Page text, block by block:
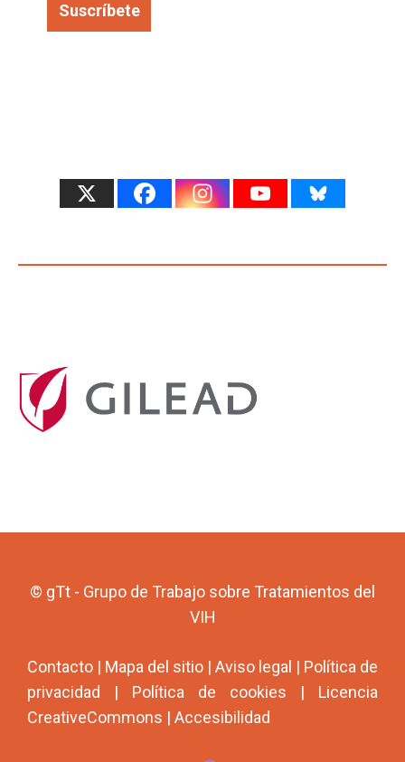
© gTt - Grupo de Trabajo sobre Tratamientos del
VIH
Contacto | Mapa del sitio | Aviso legal | Política de
privacidad | Política de cookies | Licencia
CreativeCommons | Accesibilidad